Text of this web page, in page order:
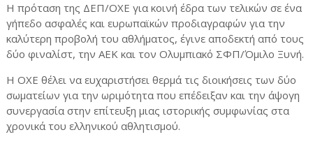
Η πρόταση της ΔΕΠ/ΟΧΕ για κοινή έδρα των τελικών σε ένα
γήπεδο ασφαλές και ευρωπαϊκών προδιαγραφών για την
καλύτερη προβολή του αθλήματος, έγινε αποδεκτή από τους
δύο φιναλίστ, την ΑΕΚ και τον Ολυμπιακό ΣΦΠ/Όμιλο Ξυνή.
Η ΟΧΕ θέλει να ευχαριστήσει θερμά τις διοικήσεις των δύο
σωματείων για την ωριμότητα που επέδειξαν και την άψογη
συνεργασία στην επίτευξη μιας ιστορικής συμφωνίας στα
χρονικά του ελληνικού αθλητισμού.